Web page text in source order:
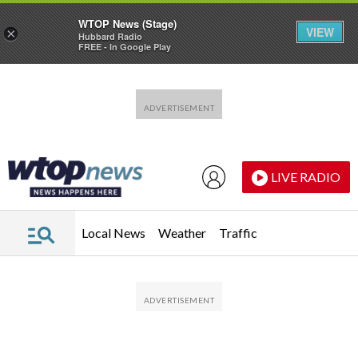
LIVE RADIO
Local News Weather Traffic
×
WTOP News (Stage)
Hubbard Radio
FREE - In Google Play
VIEW